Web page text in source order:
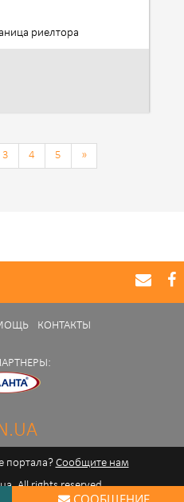
СООБЩЕНИЕ
риелтора
3 4 5 »
КОНТАКТЫ
портала? Сообщите нам
All rights reserved.